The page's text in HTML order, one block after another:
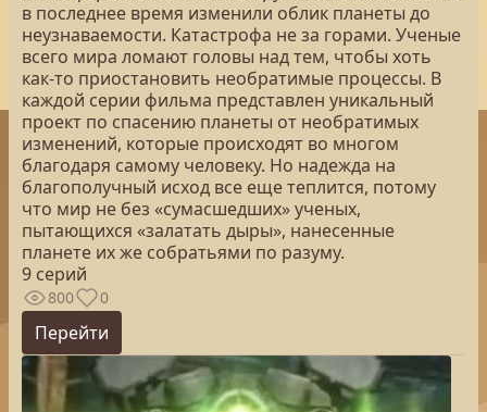
в последнее время изменили облик планеты до
неузнаваемости. Катастрофа не за горами. Ученые
всего мира ломают головы над тем, чтобы хоть
как-то приостановить необратимые процессы. В
каждой серии фильма представлен уникальный
проект по спасению планеты от необратимых
изменений, которые происходят во многом
благодаря самому человеку. Но надежда на
благополучный исход все еще теплится, потому
что мир не без «сумасшедших» ученых,
пытающихся «залатать дыры», нанесенные
планете их же собратьями по разуму.
9 серий
800 0
Перейти